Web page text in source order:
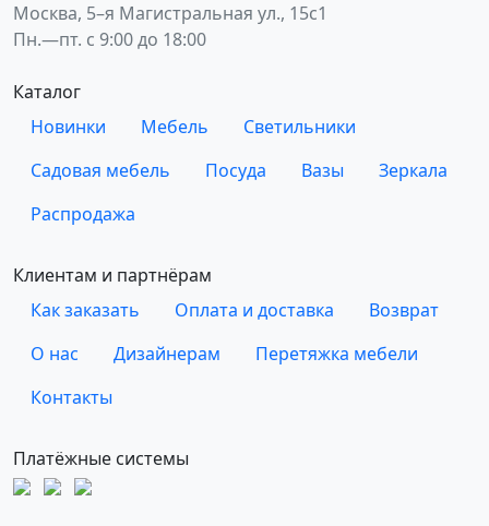
Москва, 5–я Магистральная ул., 15с1
Пн.—пт. с 9:00 до 18:00
Каталог
Новинки
Мебель
Светильники
Садовая мебель
Посуда Вазы
Зеркала
Распродажа
Клиентам и партнёрам
Как заказать
Оплата и доставка
Возврат
О нас
Дизайнерам
Перетяжка мебели
Контакты
Платёжные системы